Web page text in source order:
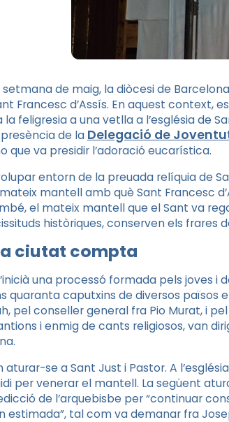
de maig, la diòcesi de
Francesc d’Assís. En aquest context,
la feligresia a una vetlla a l’església de
de la Delegació de
que va presidir l’adoració eucarística.
entorn de la preuada relíquia de
mantell amb què Sant Francesc
el mateix mantell que el Sant va
històriques, conserven els frares
ciutat compta
una processó formada pels joves i
quaranta caputxins de diversos països
, pel conseller general fra Pio Murat, i
i enmig de cants religiosos, van
se a Sant Just i Pastor. A
per venerar el mantell. La següent
de l’arquebisbe per “continuar
estimada”, tal com va demanar fra